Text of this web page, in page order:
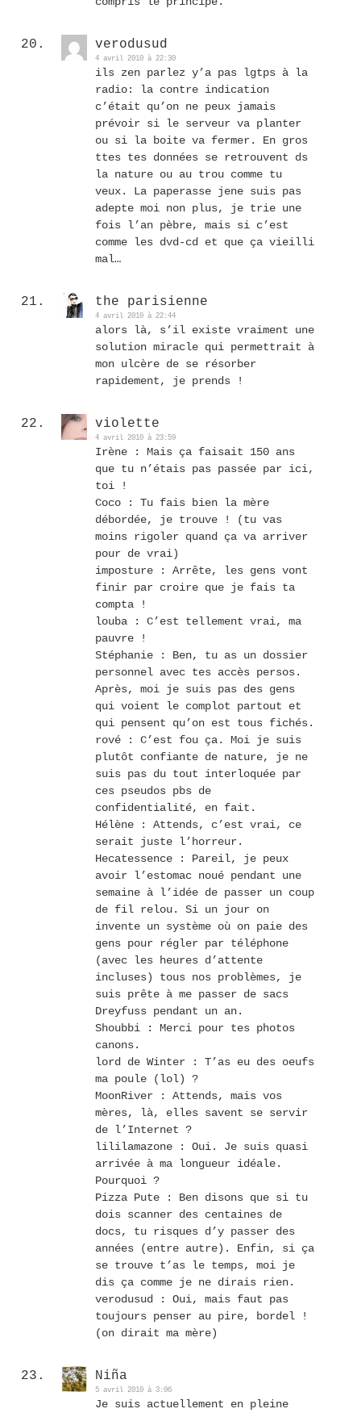
verodusud
4 avril 2010 à 22:30
ils zen parlez y’a pas lgtps à la
radio: la contre indication
c’était qu’on ne peux jamais
prévoir si le serveur va planter
ou si la boite va fermer. En gros
ttes tes données se retrouvent ds
la nature ou au trou comme tu
veux. La paperasse jene suis pas
adepte moi non plus, je trie une
fois l’an pèbre, mais si c’est
comme les dvd-cd et que ça vieilli
mal…
the parisienne
4 avril 2010 à 22:44
alors là, s’il existe vraiment une
solution miracle qui permettrait à
mon ulcère de se résorber
rapidement, je prends !
violette
4 avril 2010 à 23:59
Irène : Mais ça faisait 150 ans
que tu n’étais pas passée par ici,
toi !
Coco : Tu fais bien la mère
débordée, je trouve ! (tu vas
moins rigoler quand ça va arriver
pour de vrai)
imposture : Arrête, les gens vont
finir par croire que je fais ta
compta !
louba : C’est tellement vrai, ma
pauvre !
Stéphanie : Ben, tu as un dossier
personnel avec tes accès persos.
Après, moi je suis pas des gens
qui voient le complot partout et
qui pensent qu’on est tous fichés.
rové : C’est fou ça. Moi je suis
plutôt confiante de nature, je ne
suis pas du tout interloquée par
ces pseudos pbs de
confidentialité, en fait.
Hélène : Attends, c’est vrai, ce
serait juste l’horreur.
Hecatessence : Pareil, je peux
avoir l’estomac noué pendant une
semaine à l’idée de passer un coup
de fil relou. Si un jour on
invente un système où on paie des
gens pour régler par téléphone
(avec les heures d’attente
incluses) tous nos problèmes, je
suis prête à me passer de sacs
Dreyfuss pendant un an.
Shoubbi : Merci pour tes photos
canons.
lord de Winter : T’as eu des oeufs
ma poule (lol) ?
MoonRiver : Attends, mais vos
mères, là, elles savent se servir
de l’Internet ?
lililamazone : Oui. Je suis quasi
arrivée à ma longueur idéale.
Pourquoi ?
Pizza Pute : Ben disons que si tu
dois scanner des centaines de
docs, tu risques d’y passer des
années (entre autre). Enfin, si ça
se trouve t’as le temps, moi je
dis ça comme je ne dirais rien.
verodusud : Oui, mais faut pas
toujours penser au pire, bordel !
(on dirait ma mère)
Niña
5 avril 2010 à 3:06
Je suis actuellement en pleine